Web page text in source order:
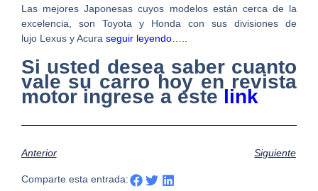
Las mejores Japonesas cuyos modelos están cerca de la
excelencia, son Toyota y Honda con sus divisiones de
lujo Lexus y Acura seguir leyendo…..
Si usted desea saber cuanto
vale su carro hoy en revista
motor ingrese a este link
Anterior Siguiente
Comparte esta entrada: